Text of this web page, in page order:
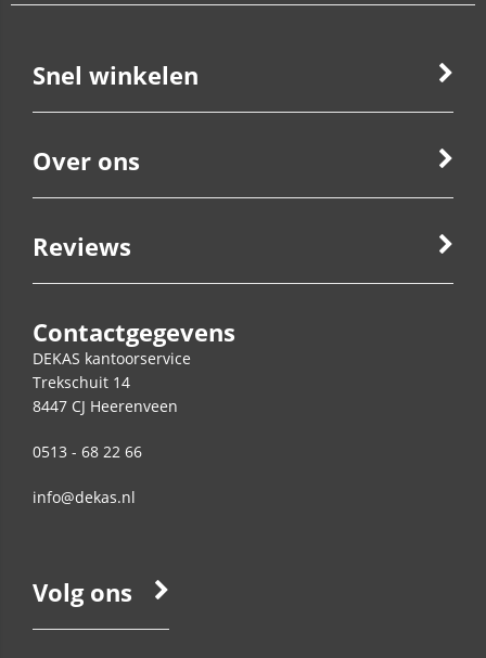
Snel winkelen
Over ons
Reviews
Contactgegevens
DEKAS kantoorservice
Trekschuit 14
8447 CJ Heerenveen
0513 - 68 22 66
info@dekas.nl
Volg ons